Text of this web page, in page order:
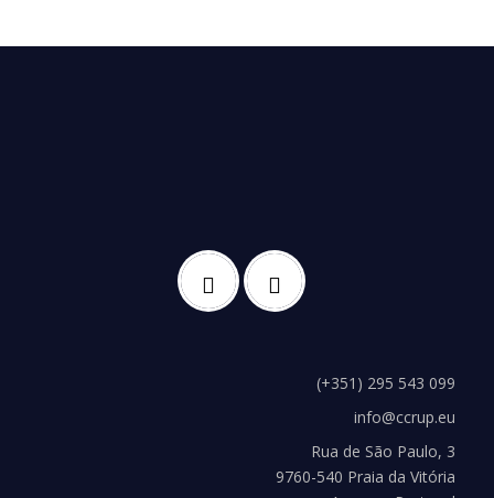
(+351) 295 543 099
info@ccrup.eu
Rua de São Paulo, 3
9760-540 Praia da Vitória